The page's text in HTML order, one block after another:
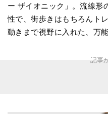
ー ザイオニック」。流線形
性で、街歩きはもちろんト
動きまで視野に入れた、万能